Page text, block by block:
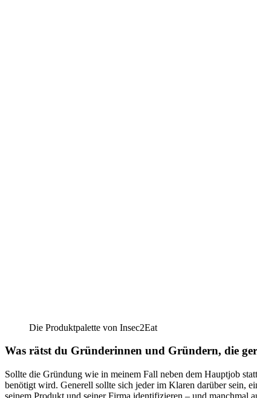
Die Produktpalette von Insec2Eat
Was rätst du Gründerinnen und Gründern, die
Sollte die Gründung wie in meinem Fall neben dem Hauptjob
benötigt wird. Generell sollte sich jeder im Klaren darüber sein,
seinem Produkt und seiner Firma identifizieren – und manchmal